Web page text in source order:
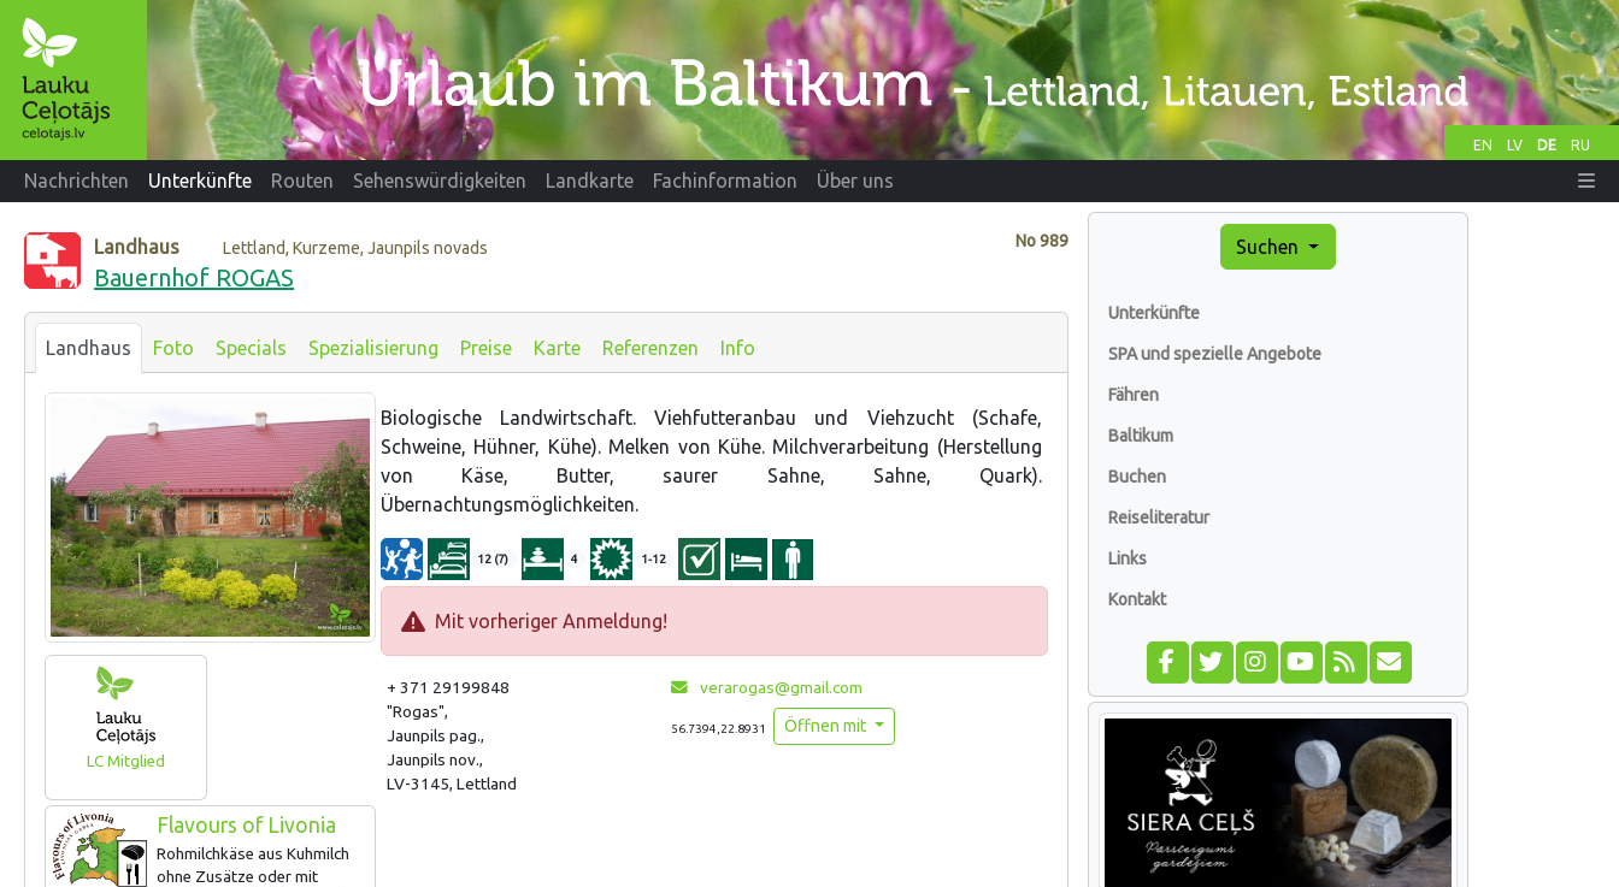
EN LV DE RU
Nachrichten Unterkünfte Routen Sehenswürdigkeiten Landkarte Fachinformation Über uns
No989
Landhaus Lettland, Kurzeme, Jaunpils novads
Bauernhof ROGAS
Landhaus Foto Specials Spezialisierung Preise Karte Referenzen Info
LC Mitglied
Flavours of Livonia
Rohmilchkäse aus Kuhmilch
ohne Zusätze oder mit
Biologische Landwirtschaft. Viehfutteranbau und Viehzucht (Schafe,
Schweine, Hühner, Kühe). Melken von Kühe. Milchverarbeitung (Herstellung
von Käse, Butter, saurer Sahne, Sahne, Quark).
Übernachtungsmöglichkeiten.
12 (7) 4 1-12
Mit vorheriger Anmeldung!
+ 371 29199848
"Rogas",
Jaunpils pag.,
Jaunpils nov.,
LV-3145, Lettland
verarogas@gmail.com
56.7394,22.8931 Öffnen mit
Suchen
Unterkünfte
SPA und spezielle Angebote
Fähren
Baltikum
Buchen
Reiseliteratur
Links
Kontakt